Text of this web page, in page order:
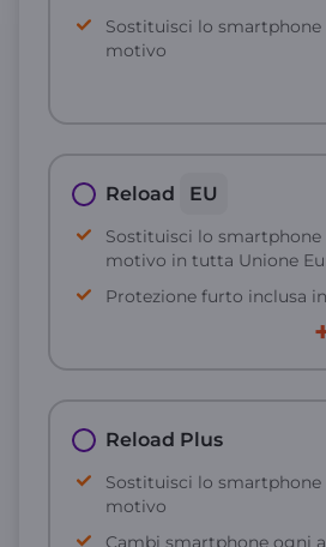
Sostituisci lo smartphone
motivo
Reload EU
Sostituisci lo smartphone
motivo in tutta Unione
Protezione furto inclusa
Reload Plus
Sostituisci lo smartphone
motivo
Cambi smartphone ogni